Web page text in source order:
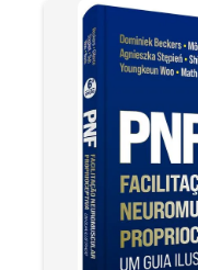
em Turismo pelo
Iberoamericano
Universidade
Professor do
Hospitalar do
Especialização em
Senac/São José
Brasília (UnB).
Latinoamericana